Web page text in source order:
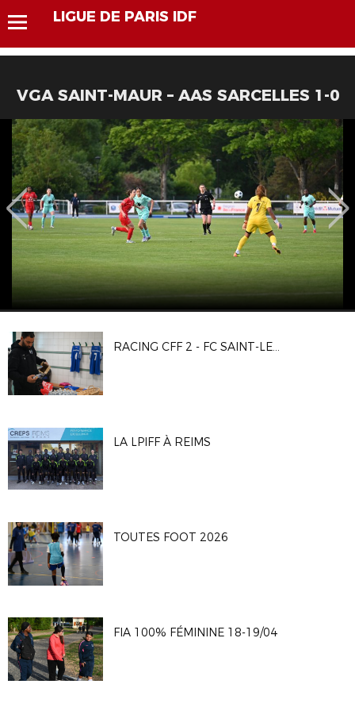
LIGUE DE PARIS IDF
VGA SAINT-MAUR – AAS SARCELLES 1-0
RACING CFF 2 - FC SAINT-LEU 95
LA LPIFF À REIMS
TOUTES FOOT 2026
FIA 100% FÉMININE 18-19/04